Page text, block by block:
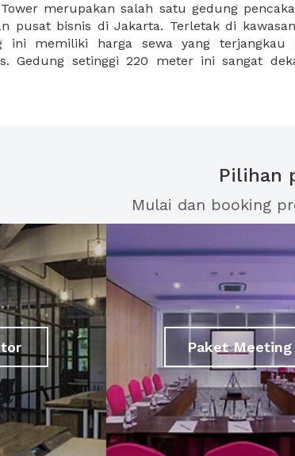
merupakan salah satu gedung
pusat bisnis di Jakarta. Terletak di
ini memiliki harga sewa yang terjangkau
Gedung setinggi 220 meter ini sangat
Place, Plaza Indonesia, membuat area
Pilihan
Mulai dan booking
Paket Meeting